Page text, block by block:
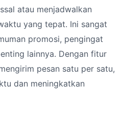
atau menjadwalkan
yang tepat. Ini sangat
promosi, pengingat
lainnya. Dengan fitur
pesan satu per satu,
dan meningkatkan